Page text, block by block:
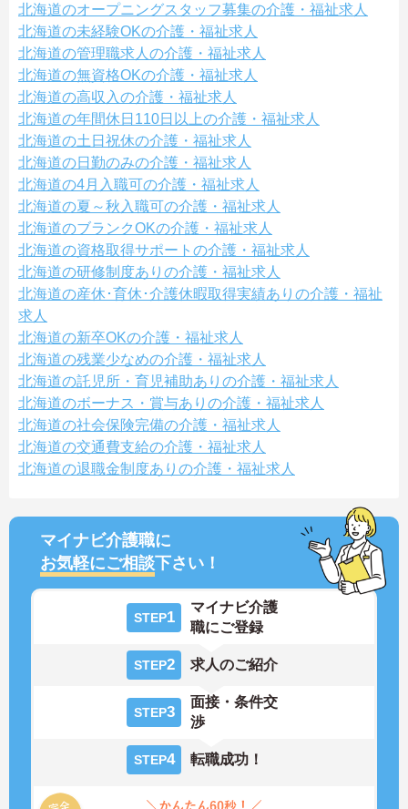
北海道のオープニングスタッフ募集の介護・福祉求人
北海道の未経験OKの介護・福祉求人
北海道の管理職求人の介護・福祉求人
北海道の無資格OKの介護・福祉求人
北海道の高収入の介護・福祉求人
北海道の年間休日110日以上の介護・福祉求人
北海道の土日祝休の介護・福祉求人
北海道の日勤のみの介護・福祉求人
北海道の4月入職可の介護・福祉求人
北海道の夏～秋入職可の介護・福祉求人
北海道のブランクOKの介護・福祉求人
北海道の資格取得サポートの介護・福祉求人
北海道の研修制度ありの介護・福祉求人
北海道の産休･育休･介護休暇取得実績ありの介護・福祉
求人
北海道の新卒OKの介護・福祉求人
北海道の残業少なめの介護・福祉求人
北海道の託児所・育児補助ありの介護・福祉求人
北海道のボーナス・賞与ありの介護・福祉求人
北海道の社会保険完備の介護・福祉求人
北海道の交通費支給の介護・福祉求人
北海道の退職金制度ありの介護・福祉求人
マイナビ介護職に
お気軽にご相談下さい！
STEP1
マイナビ介護
職にご登録
STEP2 求人のご紹介
STEP3
面接・条件交
渉
STEP4 転職成功！